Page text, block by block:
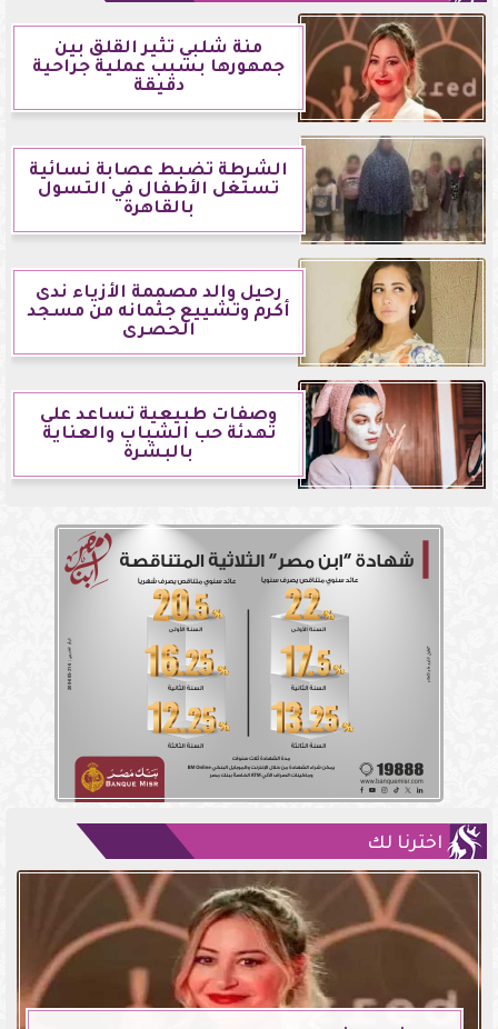
منة شلبي تثير القلق بين
جمهورها بسبب عملية جراحية
دقيقة
الشرطة تضبط عصابة نسائية
تستغل الأطفال في التسول
بالقاهرة
رحيل والد مصممة الأزياء ندى
أكرم وتشييع جثمانه من مسجد
الحصرى
وصفات طبيعية تساعد على
تهدئة حب الشباب والعناية
بالبشرة
اخترنا لك